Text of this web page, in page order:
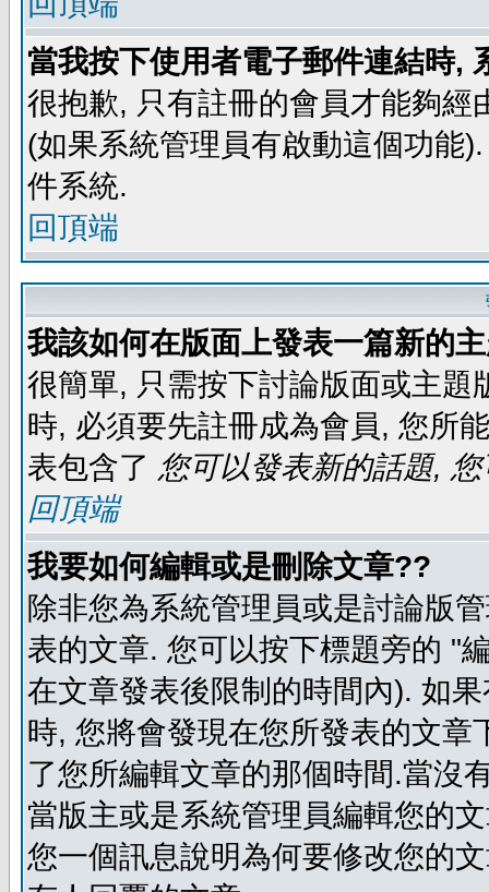
當我按下使用者電子郵件連結時,
很抱歉, 只有註冊的會員才能夠
(如果系統管理員有啟動這個功能
件系統.
回頂端
我該如何在版面上發表一篇新的
很簡單, 只需按下討論版面或主
時, 必須要先註冊成為會員, 您所
表包含了 您可以發表新的話題,
回頂端
我要如何編輯或是刪除文章??
除非您為系統管理員或是討論版
表的文章. 您可以按下標題旁的 "
在文章發表後限制的時間內). 如
時, 您將會發現在您所發表的文
了您所編輯文章的那個時間.當沒
當版主或是系統管理員編輯您的
您一個訊息說明為何要修改您的